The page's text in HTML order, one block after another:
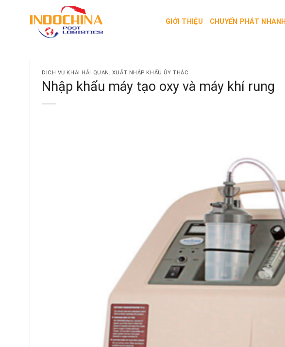
GIỚI THIỆU CHUYỂN PHÁT NHANH
DỊCH VỤ KHAI HẢI QUAN, XUẤT NHẬP KHẨU ỦY THÁC
Nhập khẩu máy tạo oxy và máy khí rung